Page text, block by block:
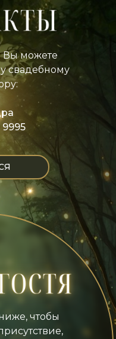
Вы можете
свадебному
9995
чтобы